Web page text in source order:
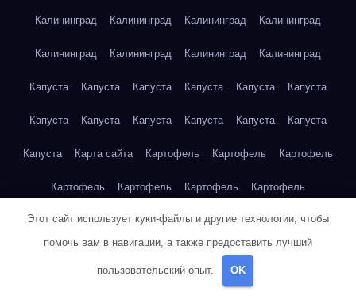
Калининград Калининград Калининград Калининград
Калининград Калининград Калининград Калининград
Капуста Капуста Капуста Капуста Капуста Капуста
Капуста Капуста Капуста Капуста Капуста Капуста
Капуста Карта сайта Картофель Картофель Картофель
Картофель Картофель Картофель Картофель
Картофель Картофель Кейптаун Кейптаун Кейптаун
Кейптаун
Кейптаун
Этот сайт использует куки-файлы и другие технологии, чтобы
помочь вам в навигации, а также предоставить лучший
пользовательский опыт. OK